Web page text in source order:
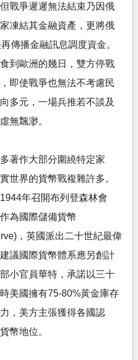
戰爭遲遲無法結束乃因俄
凍結其金融資產，更將俄
傳播金融訊息調度資金。
到歐洲的幾日，雙方停戰
即使戰爭也無法不考慮民
多元，一場兵推若不談及
無飄渺。
著作大部分圍繞特定家
世界的貨幣戰複雜許多。
年召開布列登森林會
為國際儲備貨幣
，英國派出二十世紀最偉
議國際貨幣體系應另創計
小官員華特，承諾以三十
美國擁有75-80%黃金庫存
，美方主張獲得各國認
幣地位。